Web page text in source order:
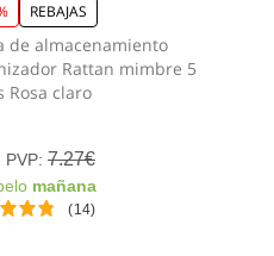
REBAJAS
de almacenamiento
Rattan mimbre 5
Rosa claro
PVP:7.27€
mañana
(14)